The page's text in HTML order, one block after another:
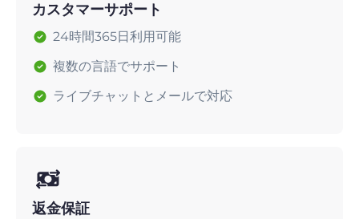
カスタマーサポート
24時間365日利用可能
複数の言語でサポート
ライブチャットとメールで対応
返金保証